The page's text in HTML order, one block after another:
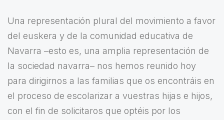
Una representación plural del movimiento a favor
del euskera y de la comunidad educativa de
Navarra –esto es, una amplia representación de
la sociedad navarra– nos hemos reunido hoy
para dirigirnos a las familias que os encontráis en
el proceso de escolarizar a vuestras hijas e hijos,
con el fin de solicitaros que optéis por los